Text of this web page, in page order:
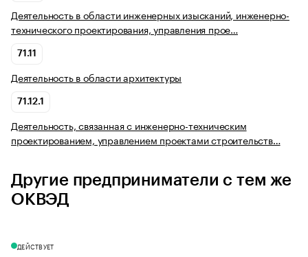
Деятельность в области инженерных изысканий, инженерно-
технического проектирования, управления прое…
71.11
Деятельность в области архитектуры
71.12.1
Деятельность, связанная с инженерно-техническим
проектированием, управлением проектами строительств…
Другие предприниматели с тем же
ОКВЭД
ДЕЙСТВУЕТ